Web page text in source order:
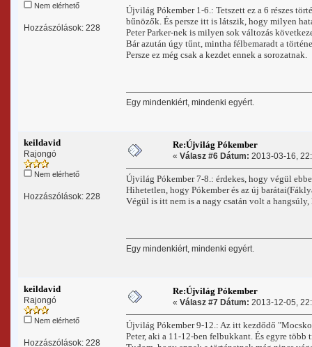
Nem elérhető
Hozzászólások: 228
Újvilág Pókember 1-6.: Tetszett ez a 6 részes
bűnözők. És persze itt is látszik, hogy milyen
Peter Parker-nek is milyen sok változás
Bár azután úgy tűnt, mintha félbemaradt a
Persze ez még csak a kezdet ennek a sorozatnak.
Egy mindenkiért, mindenki egyért.
keildavid
Rajongó
Nem elérhető
Hozzászólások: 228
Re:Újvilág Pókember
« Válasz #6 Dátum: 2013-03-16,
Újvilág Pókember 7-8.: érdekes, hogy végül
Hihetetlen, hogy Pókember és az új
Végül is itt nem is a nagy csatán volt a
Egy mindenkiért, mindenki egyért.
keildavid
Rajongó
Nem elérhető
Hozzászólások: 228
Re:Újvilág Pókember
« Válasz #7 Dátum: 2013-12-05,
Újvilág Pókember 9-12.: Az itt kezdődő
Peter, aki a 11-12-ben felbukkant. És egyre több